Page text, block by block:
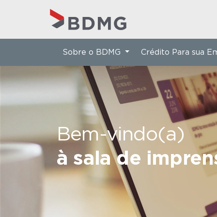
Bem-vindo(a)
à sala de
Sobre o BDMG Crédito Para sua